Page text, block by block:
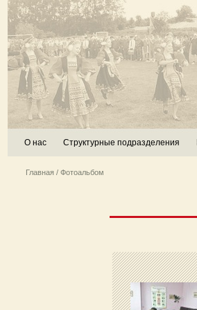
О нас Структурные подразделения
Главная / Фотоальбом